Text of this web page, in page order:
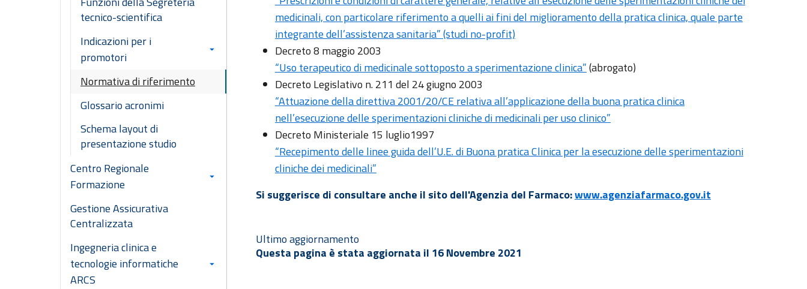
tecnico-scientifica
Indicazioni per i
promotori
Normativa di riferimento
Glossario acronimi
Schema layout di
presentazione studio
Centro Regionale
Formazione
Gestione Assicurativa
Centralizzata
Ingegneria clinica e
tecnologie informatiche
ARCS
medicinali, con particolare riferimento a quelli ai fini del miglioramento della pratica clinica, quale parte
integrante dell’assistenza sanitaria” (studi no-profit)
Decreto 8 maggio 2003
“Uso terapeutico di medicinale sottoposto a sperimentazione clinica”(abrogato)
Decreto Legislativo n. 211 del 24 giugno 2003
“Attuazione della direttiva 2001/20/CE relativa all’applicazione della buona pratica clinica
nell’esecuzione delle sperimentazioni cliniche di medicinali per uso clinico”
Decreto Ministeriale 15 luglio1997
“Recepimento delle linee guida dell’U.E. di Buona pratica Clinica per la esecuzione delle sperimentazioni
cliniche dei medicinali”
Si suggerisce di consultare anche il sito dell'Agenzia del Farmaco:www.agenziafarmaco.gov.it
Ultimo aggiornamento
Questa pagina è stata aggiornata il 16 Novembre 2021